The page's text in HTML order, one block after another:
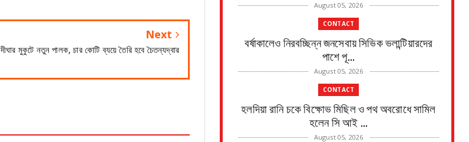
Next
দীঘার মুকুটে নতুন পালক, চার কোটি ব্যয়ে তৈরি হবে চৈতন্যদ্বার
August 05, 2026
CONTACT
বর্ষাকালেও নিরবচ্ছিন্ন জনসেবায় সিভিক ভলান্টিয়ারদের
পাশে পূ...
August 05, 2026
CONTACT
হলদিয়া রানি চকে বিক্ষোভ মিছিল ও পথ অবরোধে সামিল
হলেন সি আই ...
August 05, 2026